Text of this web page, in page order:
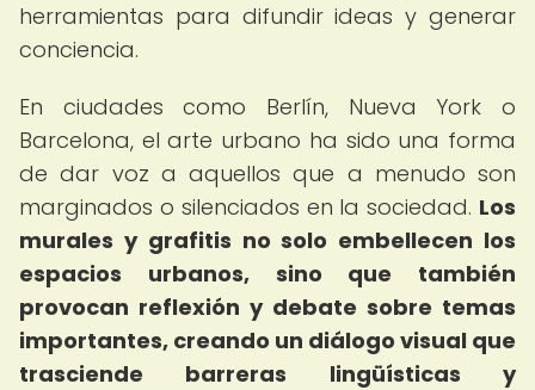
herramientas para difundir ideas y generar
conciencia.
En ciudades como Berlín, Nueva York o
Barcelona, el arte urbano ha sido una forma
de dar voz a aquellos que a menudo son
marginados o silenciados en la sociedad. Los
murales y grafitis no solo embellecen los
espacios urbanos, sino que también
provocan reflexión y debate sobre temas
importantes, creando un diálogo visual que
trasciende barreras lingüísticas y